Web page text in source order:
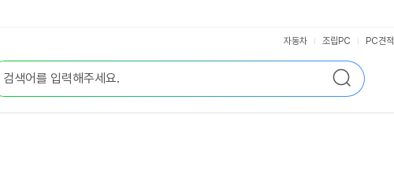
검
색
자동차 조립PC PC견적